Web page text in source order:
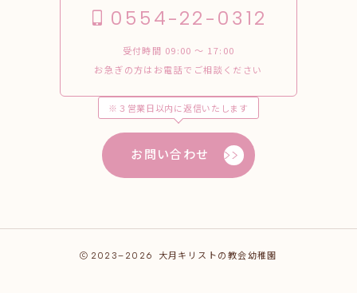
0554-22-0312
受付時間 09:00 〜 17:00
お急ぎの方はお電話でご相談ください
※３営業日以内に返信いたします
お問い合わせ
2023–2026 大月キリストの教会幼稚園